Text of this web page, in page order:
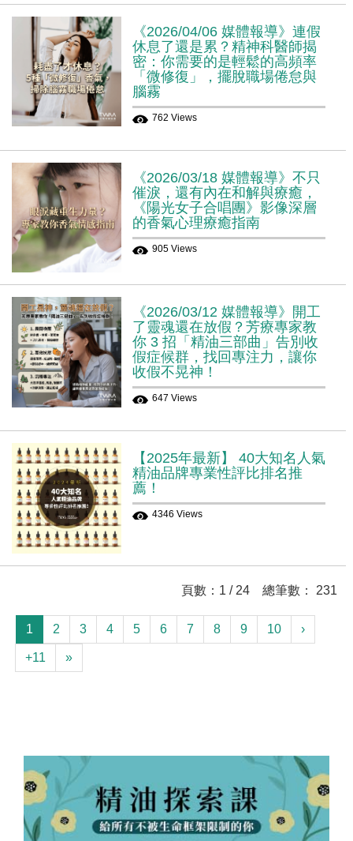
《2026/04/06 媒體報導》連假
休息了還是累？精神科醫師揭
密：你需要的是輕鬆的高頻率
「微修復」，擺脫職場倦怠與
腦霧
762 Views
《2026/03/18 媒體報導》不只
催淚，還有內在和解與療癒，
《陽光女子合唱團》影像深層
的香氣心理療癒指南
905 Views
《2026/03/12 媒體報導》開工
了靈魂還在放假？芳療專家教
你 3 招「精油三部曲」告別收
假症候群，找回專注力，讓你
收假不晃神！
647 Views
【2025年最新】 40大知名人氣
精油品牌專業性評比排名推
薦！
4346 Views
頁數：1 / 24 總筆數： 231
1 2 3 4 5 6 7 8 9 10 ›
+11 »